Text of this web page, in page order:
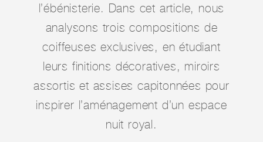
l’ébénisterie. Dans cet article, nous
analysons trois compositions de
coiffeuses exclusives, en étudiant
leurs finitions décoratives, miroirs
assortis et assises capitonnées pour
inspirer l’aménagement d’un espace
nuit royal.